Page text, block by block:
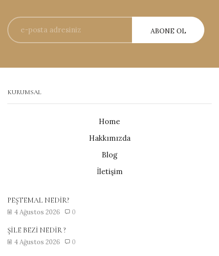
KURUMSAL
Home
Hakkımızda
Blog
İletişim
PEŞTEMAL NEDİR?
4 Ağustos 2026 0
ŞİLE BEZİ NEDİR ?
4 Ağustos 2026 0